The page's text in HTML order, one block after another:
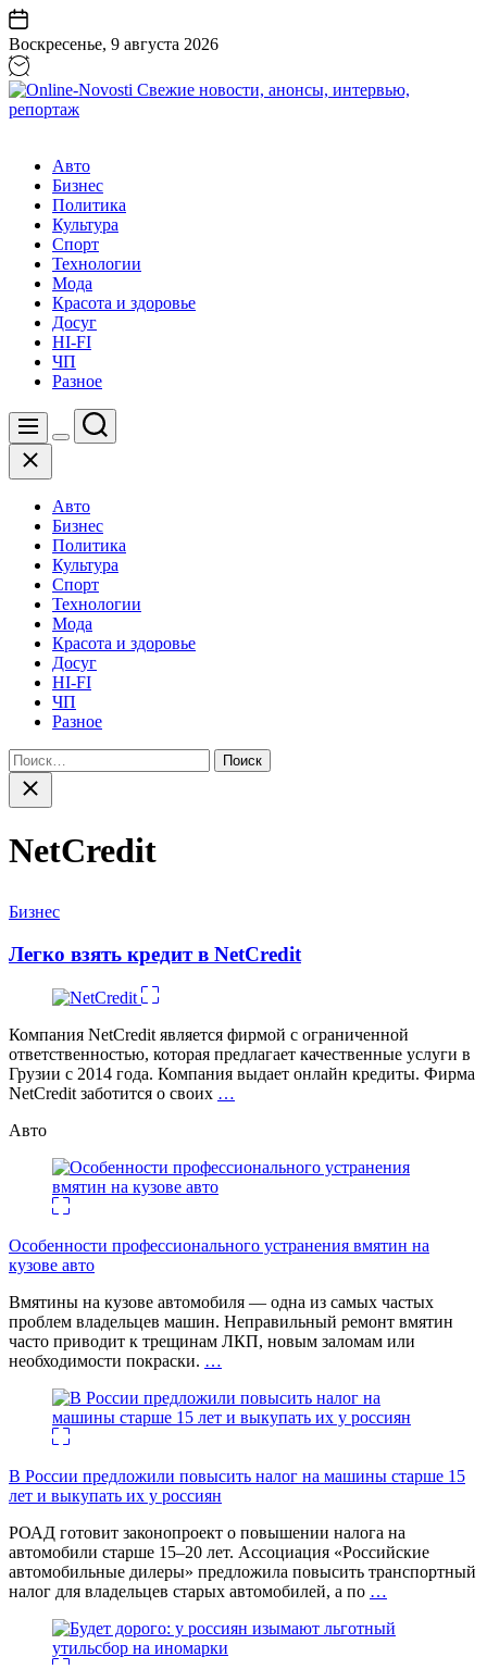
Перейти
к
содержанию
Воскресенье, 9 августа 2026
Свежие
новости,
анонсы,
интервью,
репортаж
Авто
Бизнес
Политика
Культура
Спорт
Технологии
Мода
Красота и здоровье
Досуг
HI-FI
ЧП
Разное
Меню
Цвет
Поиск
Закрыть
Авто
Бизнес
Политика
Культура
Спорт
Технологии
Мода
Красота и здоровье
Досуг
HI-FI
ЧП
Разное
Найти:
Закрыть
поиск
NetCredit
Категории
Бизнес
Легко взять кредит в NetCredit
Компания NetCredit является фирмой с ограниченной
ответственностью, которая предлагает качественные услуги в
Грузии с 2014 года. Компания выдает онлайн кредиты. Фирма
NetCredit заботится о своих …
Авто
Особенности профессионального устранения вмятин на
кузове авто
Вмятины на кузове автомобиля — одна из самых частых
проблем владельцев машин. Неправильный ремонт вмятин
часто приводит к трещинам ЛКП, новым заломам или
необходимости покраски. …
В России предложили повысить налог на машины старше 15
лет и выкупать их у россиян
РОАД готовит законопроект о повышении налога на
автомобили старше 15–20 лет. Ассоциация «Российские
автомобильные дилеры» предложила повысить транспортный
налог для владельцев старых автомобилей, а по …